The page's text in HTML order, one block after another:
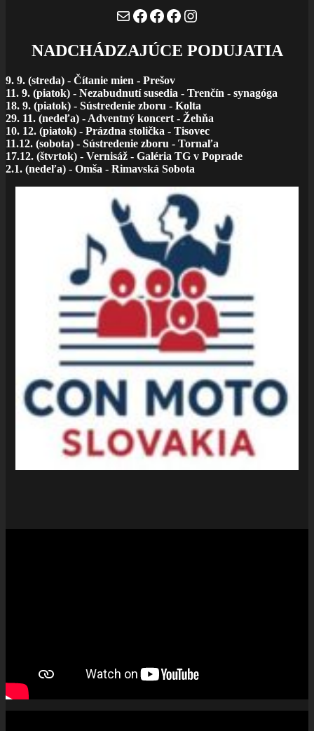
MailFacebook
Facebook
Facebook
Instagram
NADCHÁDZAJÚCE PODUJATIA
9. 9. (streda) - Čítanie mien - Prešov
11. 9. (piatok) - Nezabudnutí susedia - Trenčín - synagóga
18. 9. (piatok) - Sústredenie zboru - Kolta
29. 11. (nedeľa) - Adventný koncert - Žehňa
10. 12. (piatok) - Prázdna stolička - Tisovec
11.12. (sobota) - Sústredenie zboru - Tornaľa
17.12. (štvrtok) - Vernisáž - Galéria TG v Poprade
2.1. (nedeľa) - Omša - Rimavská Sobota